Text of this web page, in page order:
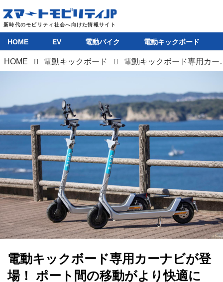
HOME EV 電動バイク 電動キックボード
HOME 電動キックボード 電動キックボ
電動キックボード専用カーナビが登
場！ ポート間の移動がより快適に